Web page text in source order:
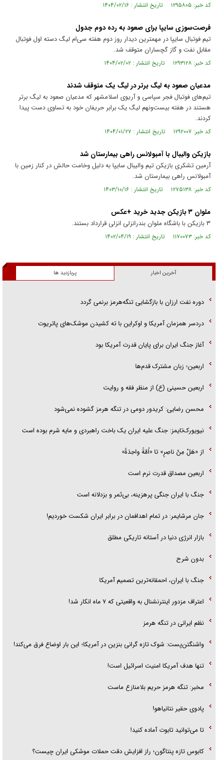
کد خبر: ۱۲۹۵۸۰۵ تاریخ انتشار : ۱۴۰۴/۰۲/۱۶
فرصت‌سوزی سایپا برای صعود به رده دوم جدول
تیم فوتبال سایپا در مهمترین دیدار روز دوم هفته سی‌ام لیگ دسته اول فوتبال
مقابل نفت و گاز گچساران متوقف شد.
کد خبر: ۱۲۹۳۱۲۸ تاریخ انتشار : ۱۴۰۴/۰۲/۰۲
مدعیان صعود به لیگ برتر در لیگ یک متوقف شدند
تیم‌های فوتبال فجر سپاسی و آریوی اسلامشهر که مدعیان صعود به لیگ برتر
هستند در هفته بیست‌ونهم لیگ یک برابر حریفان خود به تساوی دست پیدا
کردند.
کد خبر: ۱۲۹۲۰۰۷ تاریخ انتشار : ۱۴۰۴/۰۱/۲۷
بازیکن والیبال با آمبولانس راهی بیمارستان شد
آرمین تشکری بازیکن تیم والیبال سایپا به دلیل وخامت حالش در کنار زمین با
آمبولانس راهی بیمارستان شد.
کد خبر: ۱۲۷۵۱۳۸ تاریخ انتشار : ۱۴۰۳/۱۰/۱۶
ملوان ۳ بازیکن جدید خرید +عکس
۳ بازیکن با باشگاه ملوان بندرانزلی انزلی قرارداد بستند.
کد خبر: ۱۱۷۰۰۷۳ تاریخ انتشار : ۱۴۰۲/۰۴/۱۹
آخرین اخبار پربازدید ها
دوره نفت ارزان با بازگشایی تنگه‌هرمز برنمی گردد
دردسر همزمان آمریکا و اوکراین با ته کشیدن موشک‌های پاتریوت
آغاز جنگ ایران برای پایان قدرت آمریکا بود
اربعین؛ زبان مشترک قدم‌ها
اربعین حسینی (ع) از منظر فقه و روایت
محسن رضایی: کریدور دومی در تنگه هرمز گشوده نمی‌شود
نیویورک‌تایمز: جنگ علیه ایران یک باخت راهبردی و مایه شرم بوده است
از «هَلْ مِنْ ناصِرٍ» تا «اُمَّةً واحِدَةً»
اربعین مصداق قدرت نرم است
جنگ با ایران جنگی پرهزینه، بی‌ثمر و بزدلانه است
جان مرشایمر: در تمام اهدافمان در برابر ایران شکست خوردیم!
بازار انرژی دنیا در آستانه تاریکی مطلق
بدون شرح
جنگ با ایران، احمقانه‌ترین تصمیم آمریکا
اعتراف مزدور اینترنشنال به واقعیتی که ۷ ماه انکار شد!
نظم ایرانی در تنگه هرمز
واشنگتن‌پست: شوک تازه گرانی بنزین در آمریکا؛ این بار اوضاع فرق می‌کند!
تنها هدف آمریکا امنیت اسرائیل است!
مخبر: تنگه هرمز حریم بلامنازع ماست
پادوی حقیر نتانیاهو!
تا می‌توانید تابوت آماده کنید!
کابوس تازه پنتاگون؛ راز افزایش دقت حملات موشکی ایران چیست؟